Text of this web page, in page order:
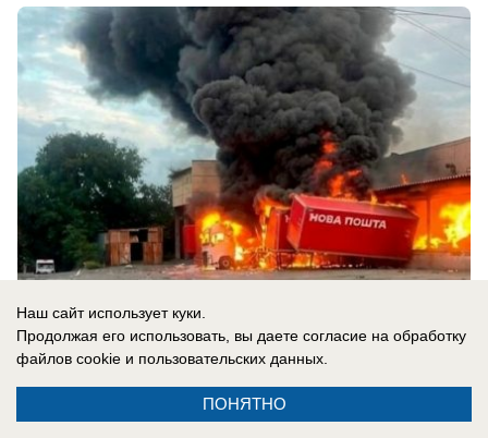
09.08.2026
Наш сайт использует куки.
Продолжая его использовать, вы даете согласие на обработку
файлов cookie и пользовательских данных.
ПОНЯТНО